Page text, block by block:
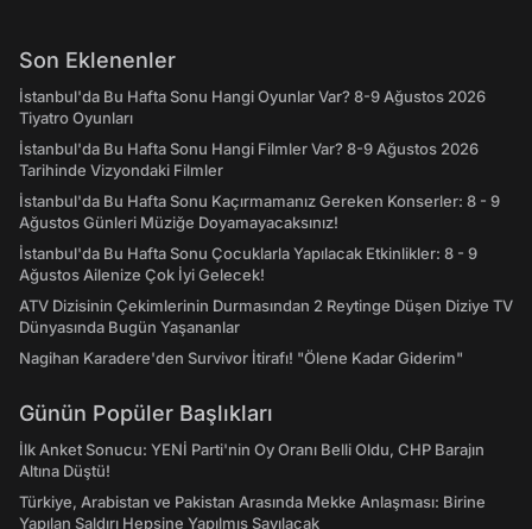
Son Eklenenler
İstanbul'da Bu Hafta Sonu Hangi Oyunlar Var? 8-9 Ağustos 2026
Tiyatro Oyunları
İstanbul'da Bu Hafta Sonu Hangi Filmler Var? 8-9 Ağustos 2026
Tarihinde Vizyondaki Filmler
İstanbul'da Bu Hafta Sonu Kaçırmamanız Gereken Konserler: 8 - 9
Ağustos Günleri Müziğe Doyamayacaksınız!
İstanbul'da Bu Hafta Sonu Çocuklarla Yapılacak Etkinlikler: 8 - 9
Ağustos Ailenize Çok İyi Gelecek!
ATV Dizisinin Çekimlerinin Durmasından 2 Reytinge Düşen Diziye TV
Dünyasında Bugün Yaşananlar
Nagihan Karadere'den Survivor İtirafı! "Ölene Kadar Giderim"
Günün Popüler Başlıkları
İlk Anket Sonucu: YENİ Parti'nin Oy Oranı Belli Oldu, CHP Barajın
Altına Düştü!
Türkiye, Arabistan ve Pakistan Arasında Mekke Anlaşması: Birine
Yapılan Saldırı Hepsine Yapılmış Sayılacak